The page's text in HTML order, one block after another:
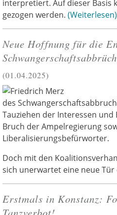
interpretiert. Auf dieser Basis
gezogen werden. Weiterlesen
Neue Hoffnung für die
01.04.2025
des
Tauziehen der Interessen
Bruch der Ampelregierung
Liberalisierungsbefürworter.
Doch mit den
sich unerwartet eine neue
Erstmals in Konstanz: